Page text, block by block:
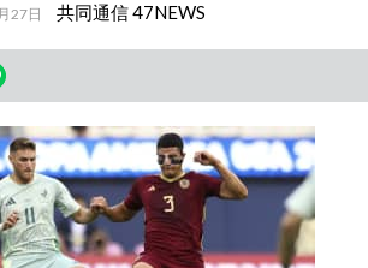
27日 共同通信 47NEWS